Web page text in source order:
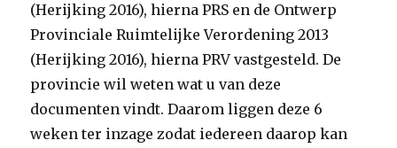
(Herijking 2016), hierna PRS en de Ontwerp
Provinciale Ruimtelijke Verordening 2013
(Herijking 2016), hierna PRV vastgesteld. De
provincie wil weten wat u van deze
documenten vindt. Daarom liggen deze 6
weken ter inzage zodat iedereen daarop kan